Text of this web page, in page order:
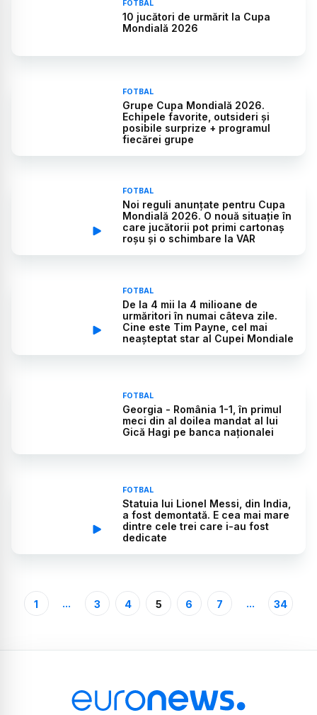
FOTBAL
10 jucători de urmărit la Cupa
Mondială 2026
FOTBAL
Grupe Cupa Mondială 2026.
Echipele favorite, outsideri și
posibile surprize + programul
fiecărei grupe
FOTBAL
Noi reguli anunțate pentru Cupa
Mondială 2026. O nouă situație în
care jucătorii pot primi cartonaș
roșu și o schimbare la VAR
FOTBAL
De la 4 mii la 4 milioane de
urmăritori în numai câteva zile.
Cine este Tim Payne, cel mai
neașteptat star al Cupei Mondiale
FOTBAL
Georgia - România 1-1, în primul
meci din al doilea mandat al lui
Gică Hagi pe banca naționalei
FOTBAL
Statuia lui Lionel Messi, din India,
a fost demontată. E cea mai mare
dintre cele trei care i-au fost
dedicate
1 ... 3 4 5 6 7 ... 34